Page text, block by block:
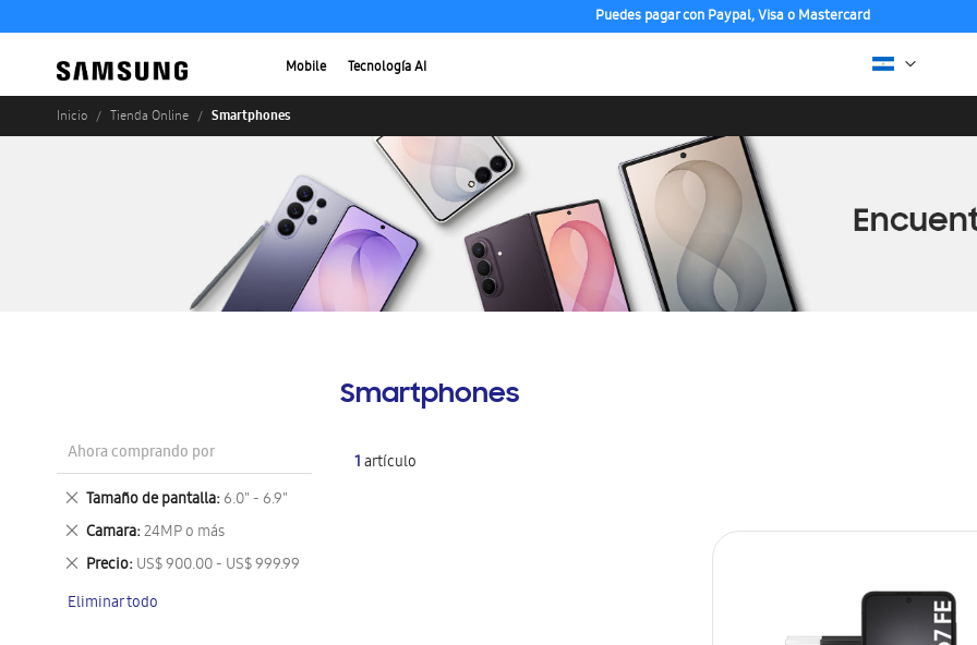
Puedes pagar con Paypal, Visa o Mastercard
Mobile Tecnología AI
Inicio Tienda Online Smartphones
Smartphones
1artículo
Ahora comprando por
Tamaño de pantalla 6.0" - 6.9"
Eliminar
este
artículo
Camara 24MP o más
Eliminar
este
artículo
Precio US$ 900.00 - US$ 999.99
Eliminar
artículo
Eliminar todo